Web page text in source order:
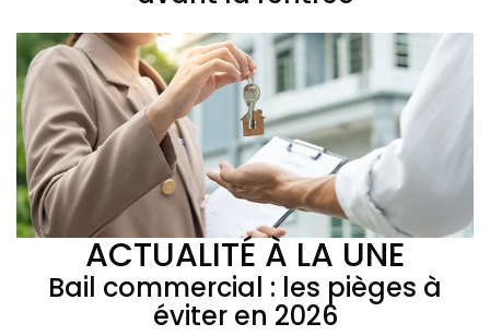
ACTUALITÉ À LA UNE
Bail commercial : les pièges à
éviter en 2026